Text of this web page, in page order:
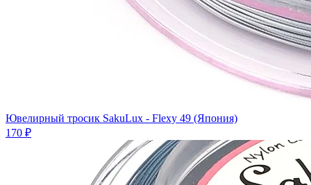
Ювелирный тросик SakuLux - Flexy 49 (Япония)
170 ₽